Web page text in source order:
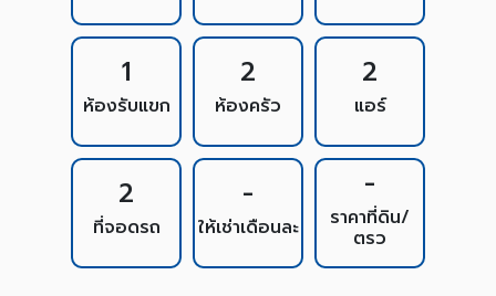
1
ห้องรับแขก
2
ห้องครัว
2
แอร์
2
ที่จอดรถ
-
ให้เช่าเดือนละ
-
ราคาที่ดิน/
ตรว